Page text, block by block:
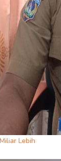
Lebih